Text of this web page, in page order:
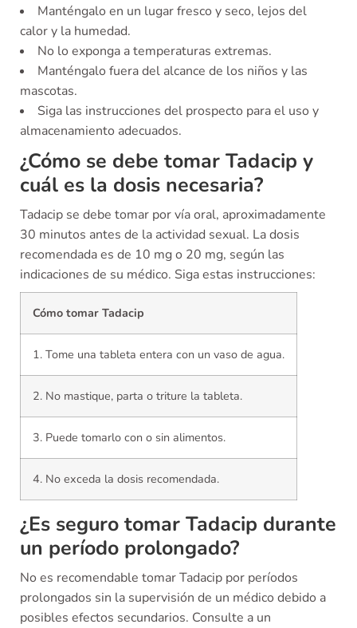
Manténgalo en un lugar fresco y seco, lejos del
calor y la humedad.
No lo exponga a temperaturas extremas.
Manténgalo fuera del alcance de los niños y las
mascotas.
Siga las instrucciones del prospecto para el uso y
almacenamiento adecuados.
¿Cómo se debe tomar Tadacip y
cuál es la dosis necesaria?
Tadacip se debe tomar por vía oral, aproximadamente
30 minutos antes de la actividad sexual. La dosis
recomendada es de 10 mg o 20 mg, según las
indicaciones de su médico. Siga estas instrucciones:
Cómo tomar Tadacip
1. Tome una tableta entera con un vaso de agua.
2. No mastique, parta o triture la tableta.
3. Puede tomarlo con o sin alimentos.
4. No exceda la dosis recomendada.
¿Es seguro tomar Tadacip durante
un período prolongado?
No es recomendable tomar Tadacip por períodos
prolongados sin la supervisión de un médico debido a
posibles efectos secundarios. Consulte a un